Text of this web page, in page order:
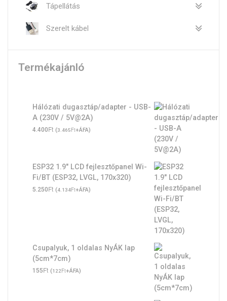
Tápellátás
Szerelt kábel
Termékajánló
Hálózati dugasztáp/adapter - USB-
A (230V / 5V@2A)
4.400Ft (3.465Ft+ÁFA)
ESP32 1.9" LCD fejlesztőpanel Wi-
Fi/BT (ESP32, LVGL, 170x320)
5.250Ft (4.134Ft+ÁFA)
Csupalyuk, 1 oldalas NyÁK lap
(5cm*7cm)
155Ft (122Ft+ÁFA)